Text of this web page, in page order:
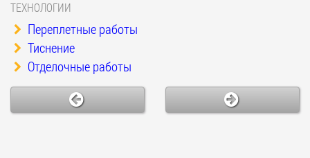
ТЕХНОЛОГИИ
Переплетные работы
Тиснение
Отделочные работы